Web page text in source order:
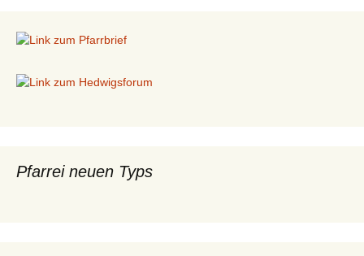
Pfarrei neuen Typs